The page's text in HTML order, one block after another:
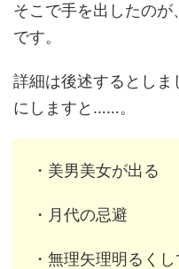
そこで手を出したの
です。
詳細は後述するとしま
にしますと……。
・美男美女が出る
・月代の忌避
・無理矢理明るく